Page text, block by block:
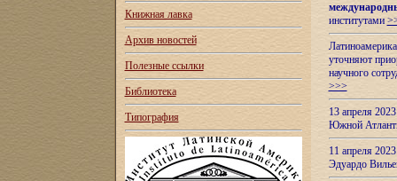
Книжная лавка
Архив новостей
Полезные ссылки
Библиотека
Типография
институтами
уточняют
научного
>>>
13 апреля
Южной
11 апреля
Эдуардо